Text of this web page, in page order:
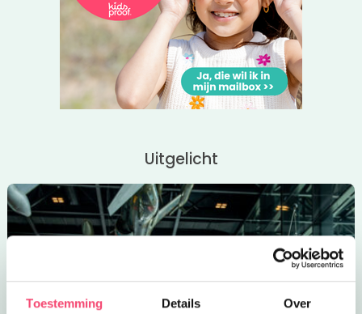
Toestemming Details Over
Uitgelicht